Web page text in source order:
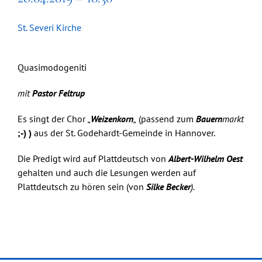
St. Severi Kirche
Quasimodogeniti
mitPastor Feltrup
Es singt der Chor„Weizenkorn„ (passend zum Bauernmarkt
;-) ) aus der St. Godehardt-Gemeinde in Hannover.
Die Predigt wird auf Plattdeutsch vonAlbert-Wilhelm Oest
gehalten und auch die Lesungen werden auf
Plattdeutsch zu hören sein (von Silke Becker).